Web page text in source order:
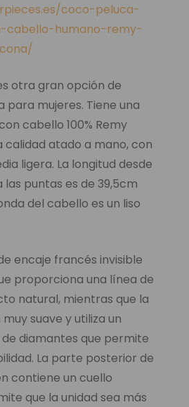
coco-peluca-
cabello-humano-remy-
otra gran opción de
para mujeres. Tiene una
cabello 100% Remy
atado a mano, con
ligera. La longitud desde
puntas es de 39,5cm
del cabello es un liso
encaje francés invisible
proporciona una línea de
natural, mientras que la
suave y utiliza un
diamantes que permite
La parte posterior de
contiene un cuello
que la unidad sea más